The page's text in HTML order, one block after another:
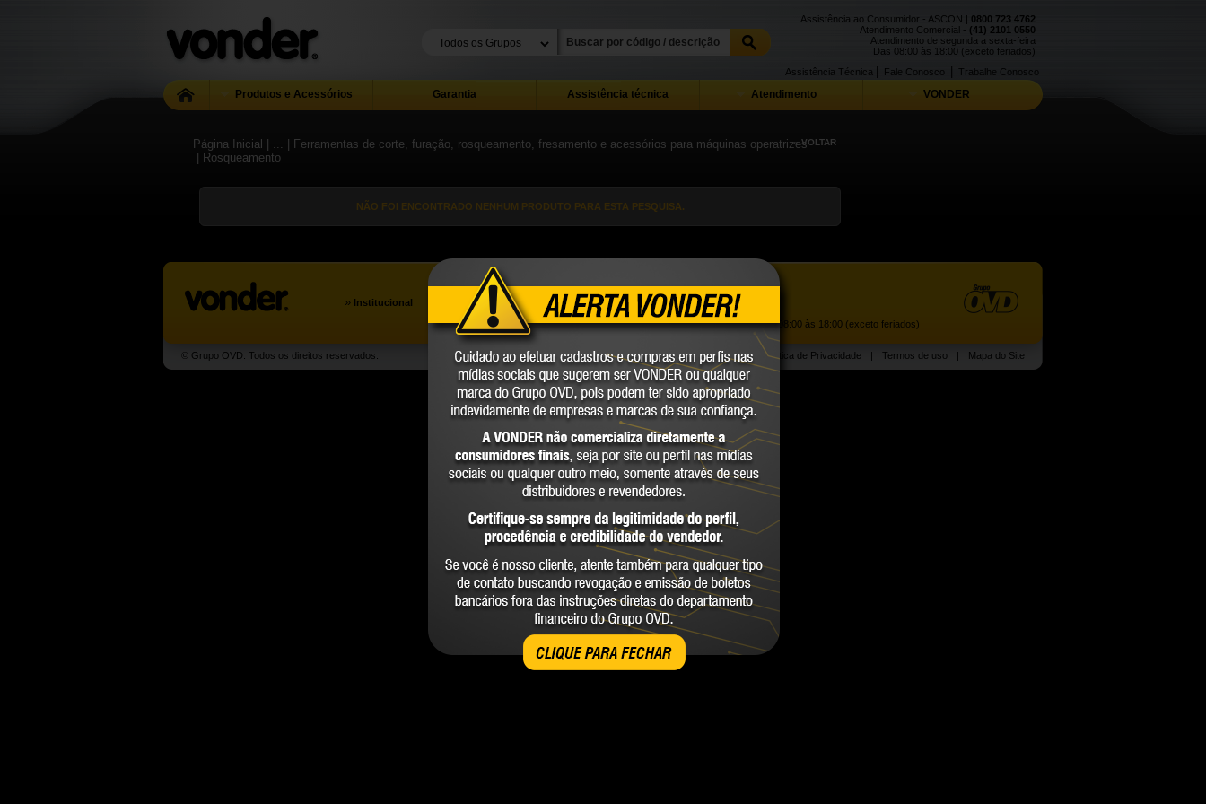
CLIQUE PARA FECHAR
Assistência ao Consumidor - ASCON | 0800 723 4762
Atendimento Comercial - (41) 2101 0550
Atendimento de segunda a sexta-feira
Das 08:00 às 18:00 (exceto feriados)
Trabalhe Conosco
Fale Conosco
Assistência Técnica
Produtos e Acessórios Garantia Assistência técnica Atendimento VONDER
Página Inicial | ...
| Ferramentas de corte, furação, rosqueamento, fresamento e acessórios para máquinas operatrizes
| Rosqueamento
« VOLTAR
NÃO FOI ENCONTRADO NENHUM PRODUTO PARA ESTA PESQUISA.
» Institucional Trabalhe Conosco
Assistência ao Consumidor |0800 723 4762
Atendimento Comercial: | (41) 2101 0550
Atendimento de segunda a sexta-feira, das 08:00 às 18:00 (exceto feriados)
© Grupo OVD. Todos os direitos reservados. Política de Privacidade | Termos de uso | Mapa do Site